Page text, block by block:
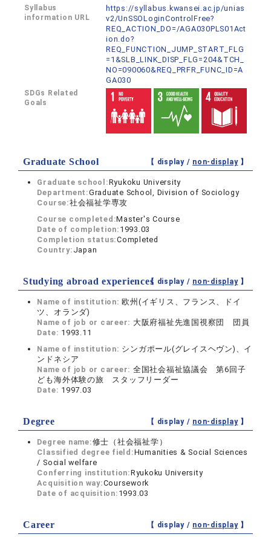
Syllabus
information URL
https://syllabus.kwansei.ac.jp/unias
v2/UnSSOLoginControlFree?
REQ_ACTION_DO=/AGA030PLS01Act
ion.do?
REQ_FUNCTION_JUMP_START_FLG
=1&SLB_LINK_DISP_FLG=204&TCH_
NO=090060&REQ_PRFR_FUNC_ID=A
GA030
SDGs Related
Goals
Graduate School 【 display / non-display】
Graduate school:Ryukoku University
Department:Graduate School, Division of Sociology
Course:社会福祉学専攻
Course completed:Master's Course
Date of completion: 1993.03
Completion status:Completed
Country: Japan
Studying abroad experiences【 display / non-display】
Name of institution:欧州(イギリス、フランス、ドイ
ツ、オランダ)
Name of job or career: 大阪府福祉先進国視察団 団員
Date: 1993.11
Name of institution: シンガポール(グレイスヘヴン)、イ
ンドネシア
Name of job or career: 全国社会福祉協議会 第6回子
ども海外体験の旅 スタッフリーダー
Date: 1997.03
Degree 【 display / non-display】
Degree name:修士（社会福祉学）
Classified degree field:Humanities & Social Sciences
/ Social welfare
Conferring institution:Ryukoku University
Acquisition way:Coursework
Date of acquisition: 1993.03
Career 【 display / non-display】